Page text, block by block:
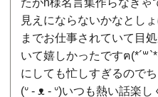
見えにならないかなとし
までお仕事されていて目
いて嬉しかったですฅ
にしても忙しすぎるので
(ᐡ - ᴥ - ᐡ)いつも熱い話楽